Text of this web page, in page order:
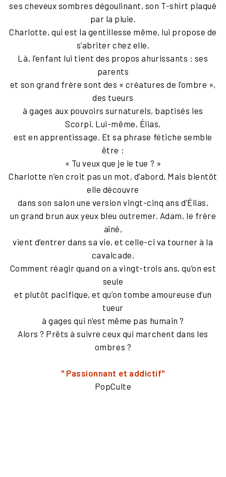
ses cheveux sombres dégoulinant, son T-shirt plaqué
par la pluie.
Charlotte, qui est la gentillesse même, lui propose de
s’abriter chez elle.
Là, l’enfant lui tient des propos ahurissants : ses
parents
et son grand frère sont des « créatures de l’ombre »,
des tueurs
à gages aux pouvoirs surnaturels, baptisés les
Scorpi. Lui-même, Élias,
est en apprentissage. Et sa phrase fétiche semble
être :
« Tu veux que je le tue ? »
Charlotte n’en croit pas un mot, d’abord. Mais bientôt
elle découvre
dans son salon une version vingt-cinq ans d’Élias,
un grand brun aux yeux bleu outremer. Adam, le frère
aîné,
vient d’entrer dans sa vie, et celle-ci va tourner à la
cavalcade.
Comment réagir quand on a vingt-trois ans, qu’on est
seule
et plutôt pacifique, et qu’on tombe amoureuse d’un
tueur
à gages qui n’est même pas humain ?
Alors ? Prêts à suivre ceux qui marchent dans les
ombres ?
" Passionnant et addictif"
PopCulte